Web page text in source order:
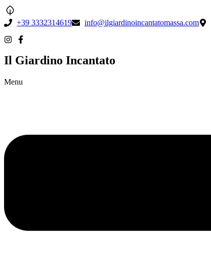
+39 3332314619 info@ilgiardinoincantatomassa.com
Il Giardino Incantato
Menu